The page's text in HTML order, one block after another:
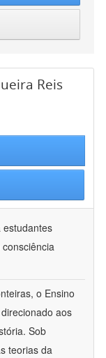
Reis
estudantes
o Ensino
aos
Sob
teorias da